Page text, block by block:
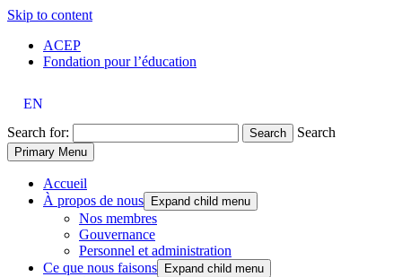
Skip to content
ACEP
Fondation pour l’éducation
EN
Search for:
Search Search
Primary Menu
Accueil
À propos de nous
Expand child menu
Nos membres
Gouvernance
Personnel et administration
Ce que nous faisons
Expand child menu